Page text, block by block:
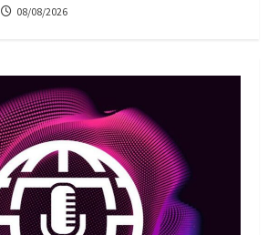
08/08/2026
Елдос пен Такеока: Алматы
татамиінде әлем чемпиондары
09/08/2026
Басты жаңалық Футбол
Лионель Мессидің әкесі қайтыс
болды